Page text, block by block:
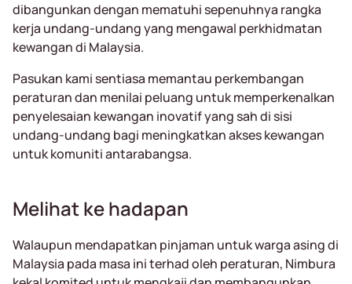
dibangunkan dengan mematuhi sepenuhnya rangka
kerja undang-undang yang mengawal perkhidmatan
kewangan di Malaysia.
Pasukan kami sentiasa memantau perkembangan
peraturan dan menilai peluang untuk memperkenalkan
penyelesaian kewangan inovatif yang sah di sisi
undang-undang bagi meningkatkan akses kewangan
untuk komuniti antarabangsa.
Melihat ke hadapan
Walaupun mendapatkan pinjaman untuk warga asing di
Malaysia pada masa ini terhad oleh peraturan, Nimbura